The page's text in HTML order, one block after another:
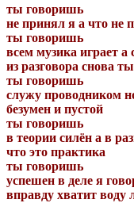
ты говоришь
не принял я а что не
ты говоришь
всем музика играет а
из разговора снова
ты говоришь
служу проводником
безумен и пустой
ты говоришь
в теории силён а в
что это практика
ты говоришь
успешен в деле я
вправду хватит воду